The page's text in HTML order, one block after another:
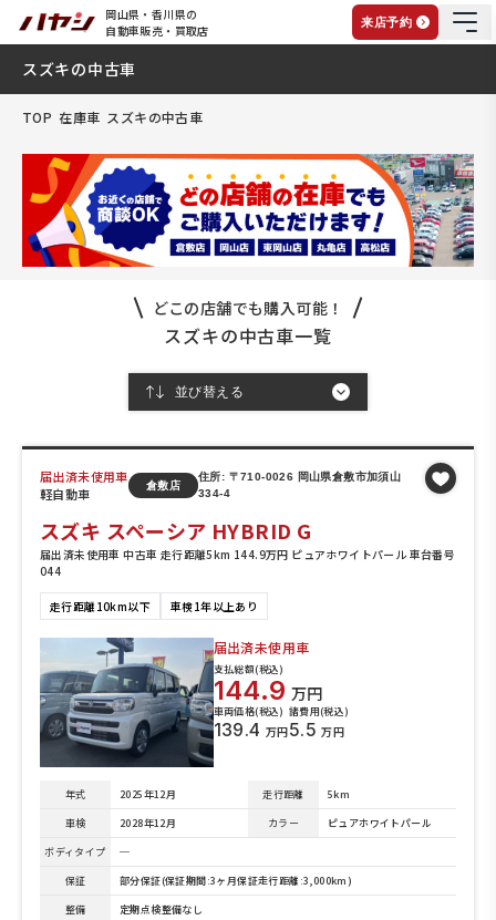
岡山県・香川県の
自動車販売・買取店
来店予約
スズキの中古車
TOP 在庫車 スズキの中古車
どこの店舗でも購入可能！
スズキの中古車一覧
届出済未使用車
軽自動車
倉敷店
住所: 〒710-0026 岡山県倉敷市加須山
334-4
スズキ スペーシア HYBRID G
届出済未使用車 中古車 走行距離5km 144.9万円 ピュアホワイトパール 車台番号
044
走行距離10km以下 車検1年以上あり
届出済未使用車
支払総額(税込)
144.9 万円
車両価格(税込)
139.4 万円
諸費用(税込)
5.5 万円
年式 2025年12月 走行距離
5km
車検
2028年12月 カラー
ピュアホワイトパール
ボディタイプ
─
保証
部分保証(保証期間:3ヶ月保証走行距離:3,000km)
整備
定期点検整備なし